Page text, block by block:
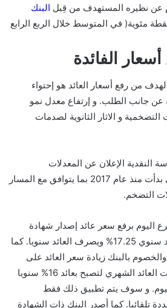
عن نظيره المستهدف من قِبل البنك
7 ±( ٪2 نقطة مئوية( في المتوسط خلال الربع الرابع
الفائدة
من رفع أسعار العائد هو إحتواء
عن جانب الطلب. و إرتفاع معدل نمو
التضخمية و الاثار الثانوية لصدمات
الإعلان عن المعدلات
المستهدفة للتضخم. والتي بدأت منذ عام 2017 بما يتوافق مع المسار
التضخم.
اليوم برفع سعر عائد إصدار شهادة
القمة لمدة 3 سنوات بعائد سنوي 17.25%؜ ويصرف العائد سنويا. كما
بالبنك زيادة سعر العائد على
شهادة القمة 3 سنوات ذات العائد الشهري لتصبح بعائد 16%؜ سنويا
من اليوم. و سوف يتم تطبيق ذلك فقط
تلقائيا. كما أصدر البنك ذات الشهادة